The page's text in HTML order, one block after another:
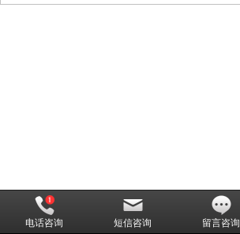
电话咨询 短信咨询 留言咨询